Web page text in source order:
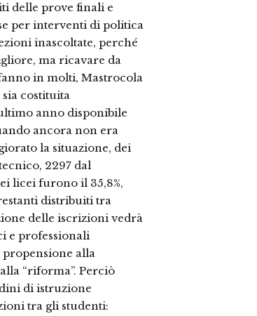
delle prove finali e
per interventi di politica
inascoltate, perché
ma ricavare da
in molti, Mastrocola
costituita
anno disponibile
ancora non era
la situazione, dei
2297 dal
licei furono il 35,8%,
distribuiti tra
delle iscrizioni vedrà
e professionali
alla
“riforma”. Perciò
di istruzione
tra gli studenti: